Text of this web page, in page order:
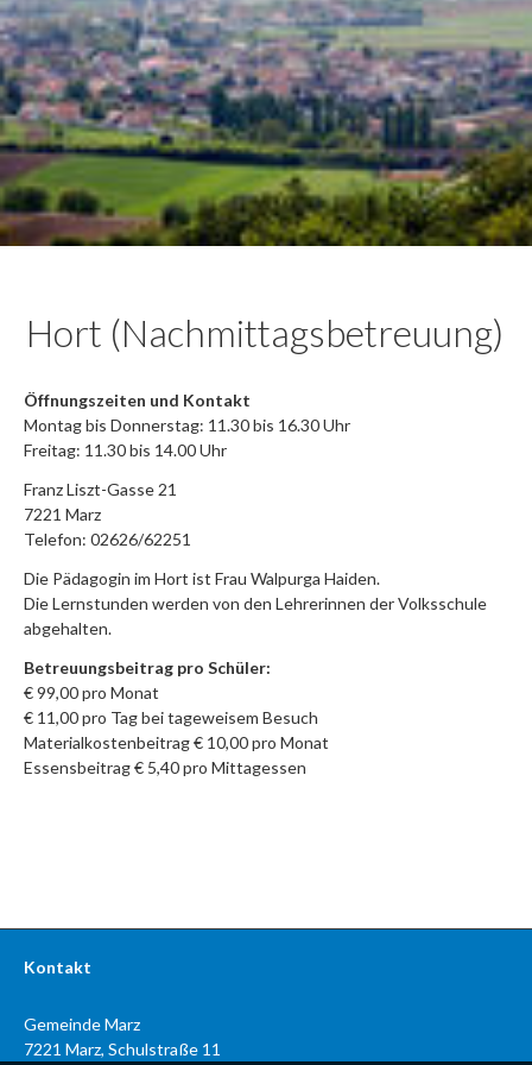
Hort (Nachmittagsbetreuung)
Öffnungszeiten und Kontakt
Montag bis Donnerstag: 11.30 bis 16.30 Uhr
Freitag: 11.30 bis 14.00 Uhr
Franz Liszt-Gasse 21
7221 Marz
Telefon: 02626/62251
Die Pädagogin im Hort ist Frau Walpurga Haiden.
Die Lernstunden werden von den Lehrerinnen der Volksschule
abgehalten.
Betreuungsbeitrag pro Schüler:
€ 99,00 pro Monat
€ 11,00 pro Tag bei tageweisem Besuch
Materialkostenbeitrag € 10,00 pro Monat
Essensbeitrag € 5,40 pro Mittagessen
Kontakt
Gemeinde Marz
7221 Marz, Schulstraße 11